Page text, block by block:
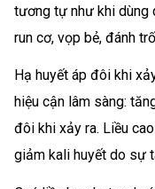
tương tự như khi dùng
run cơ, vọp bẻ, đánh
Hạ huyết áp đôi khi
hiệu cận lâm sàng:
đôi khi xảy ra. Liều
giảm kali huyết do sự